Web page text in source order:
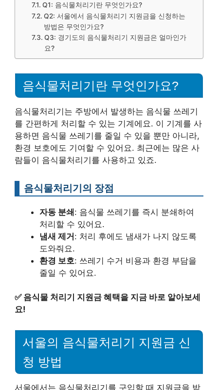
Q1: 음식물처리기란 무엇인가요?
Q2: 서울에서 음식물처리기 지원금을 신청하는
방법은 무엇인가요?
Q3: 경기도의 음식물처리기 지원금은 얼마인가
요?
음식물처리기란 무엇인가요?
음식물처리기는 주방에서 발생하는 음식물 쓰레기
를 간편하게 처리할 수 있는 기계에요. 이 기계를 사
용하면 음식물 쓰레기를 줄일 수 있을 뿐만 아니라,
환경 보호에도 기여할 수 있어요. 최근에는 많은 사
람들이 음식물처리기를 사용하고 있죠.
음식물처리기의 장점
자동 분쇄: 음식물 쓰레기를 즉시 분쇄하여
처리할 수 있어요.
냄새 제거: 처리 후에도 냄새가 나지 않도록
도와줘요.
환경 보호: 쓰레기 수거 비용과 환경 부담을
줄일 수 있어요.
✅ 음식물 처리기 지원금 혜택을 지금 바로 알아보세
요!
서울의 음식물처리기 지원금 신
청 방법
서울에서는 음식물처리기를 구입할 때 지원금을 받